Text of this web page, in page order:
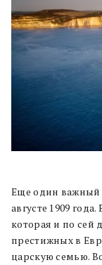
Еще один важный
августе 1909
которая и по сей
престижных в
царскую семью.